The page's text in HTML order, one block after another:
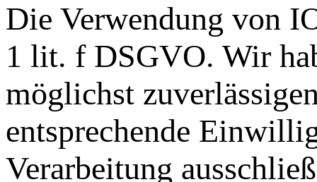
Die Verwendung von
1 lit. f DSGVO. Wir
möglichst
entsprechende
Verarbeitung